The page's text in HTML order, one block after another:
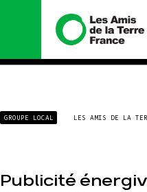
Nous connaître
Histoire
méthodes
GROUPE LOCAL LES AMIS DE LA
Publicité